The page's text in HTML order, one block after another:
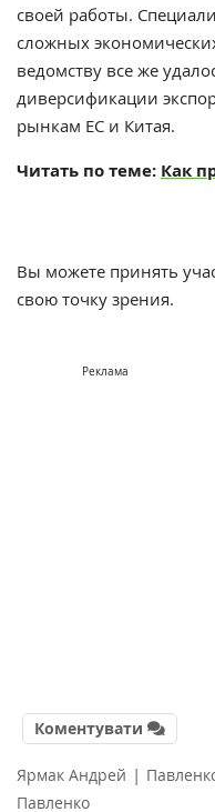
своей работы.
сложных
ведомству все же
диверсификации
рынкам ЕС и Китая.
Читать по теме: Как
Вы можете принять
свою точку зрения.
Реклама
Коментувати
Ярмак Андрей |
Павленко